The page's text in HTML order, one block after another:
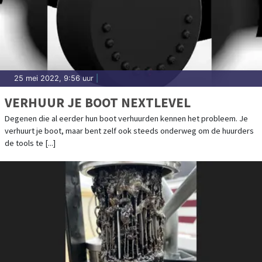
25 mei 2022, 9:56 uur
VERHUUR JE BOOT NEXTLEVEL
Degenen die al eerder hun boot verhuurden kennen het probleem. Je
verhuurt je boot, maar bent zelf ook steeds onderweg om de huurders
de tools te [...]